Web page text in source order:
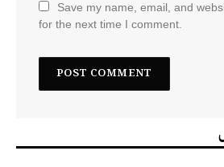
Save my name, email, and
for the next time I comment.